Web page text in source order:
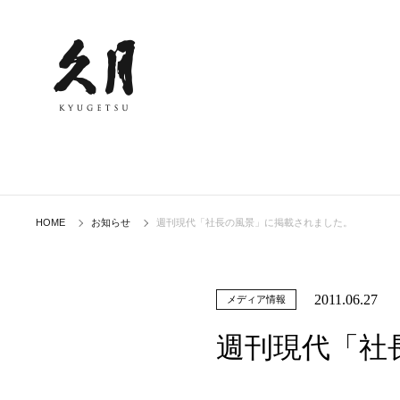
HOME お知らせ 週刊現代「社長の風景」に掲載されました。
メディア情報 2011.06.27
週刊現代「社